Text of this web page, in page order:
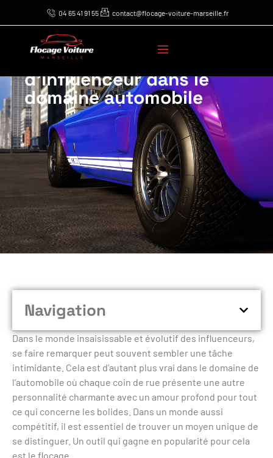
04 65 41 91 55 contact@flocage-voiture-marseille.fr
Utiliser le flocage pour
bâtir votre marque
d’influenceur dans le
domaine automobile
Navigation
Dans le monde insaisissable et évolutif des influenceurs,
se faire remarquer peut souvent sembler une tâche
intimidante. Cela est d’autant plus vrai dans le domaine de
l’automobile où chaque coin de rue présente une autre
personnalité charmante avec un amour profond pour tout
ce qui concerne les bolides. Dans un monde aussi
compétitif, il est essentiel de trouver un moyen unique de
se distinguer. Un outil qui gagne en popularité pour cela
est le flocage.